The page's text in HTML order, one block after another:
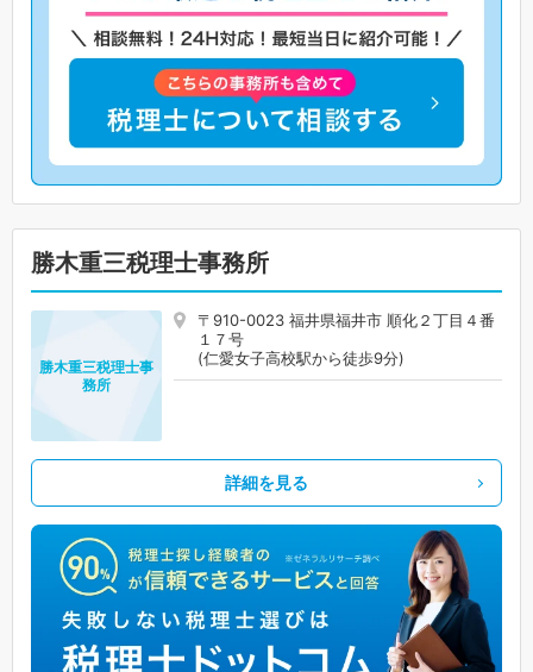
勝木重三税理士事務所
〒910-0023 福井県福井市 順化２丁目４番
１７号
(仁愛女子高校駅から徒歩9分)
勝木重三税理士事
務所
詳細を見る